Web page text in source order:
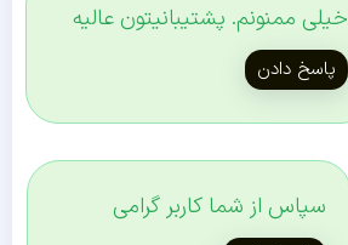
خیلی ممنونم. پشتیبانیتون عالیه
پاسخ دادن
سپاس از شما کاربر گرامی